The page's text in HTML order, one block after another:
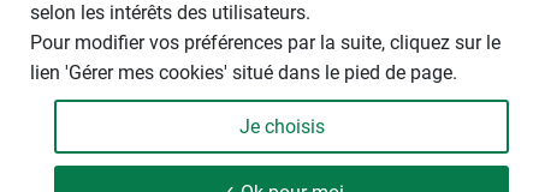
Taille
- +
selon les intérêts des utilisateurs.
Pour modifier vos préférences par la suite, cliquez sur le
lien 'Gérer mes cookies' situé dans le pied de page.
Je choisis